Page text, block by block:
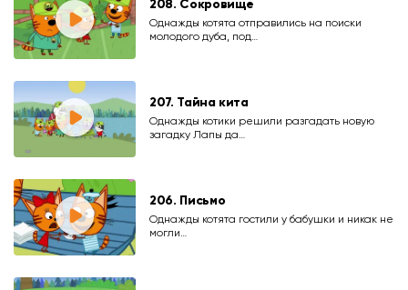
208. Сокровище
Однажды котята отправились на поиски
молодого дуба, под…
207. Тайна кита
Однажды котики решили разгадать новую
загадку Лапы да…
206. Письмо
Однажды котята гостили у бабушки и никак не
могли…